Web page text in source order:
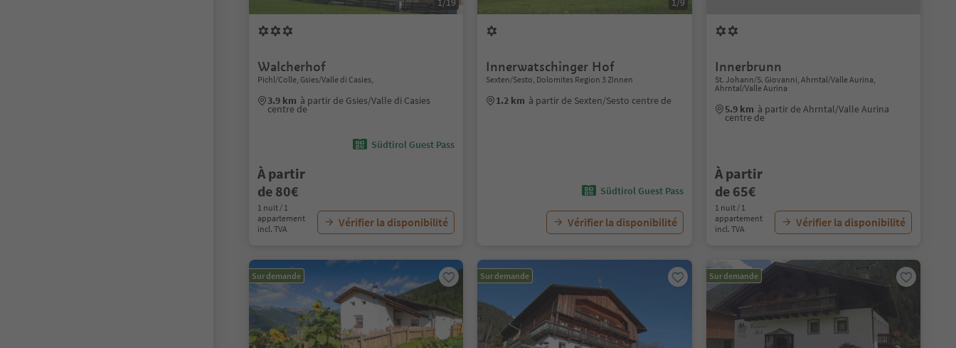
Walcherhof
Pichl/Colle, Gsies/Valle di Casies,
3.9 km à partir de Gsies/Valle di Casies
centre de
Südtirol Guest Pass
À partir
de 80€
1 nuit / 1
appartement
incl. TVA
Vérifier la disponibilité
Innerwatschinger Hof
Sexten/Sesto, Dolomites Region 3 Zinnen
1.2 km à partir de Sexten/Sesto centre de
Südtirol Guest Pass
Vérifier la disponibilité
Innerbrunn
St. Johann/S. Giovanni, Ahrntal/Valle Aurina,
Ahrntal/Valle Aurina
5.9 km à partir de Ahrntal/Valle Aurina
centre de
À partir
de 65€
1 nuit / 1
appartement
incl. TVA
Vérifier la disponibilité
Sur demande Sur demande Sur demande